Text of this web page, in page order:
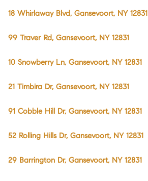
18 Whirlaway Blvd, Gansevoort, NY 12831
99 Traver Rd, Gansevoort, NY 12831
10 Snowberry Ln, Gansevoort, NY 12831
21 Timbira Dr, Gansevoort, NY 12831
91 Cobble Hill Dr, Gansevoort, NY 12831
52 Rolling Hills Dr, Gansevoort, NY 12831
29 Barrington Dr, Gansevoort, NY 12831